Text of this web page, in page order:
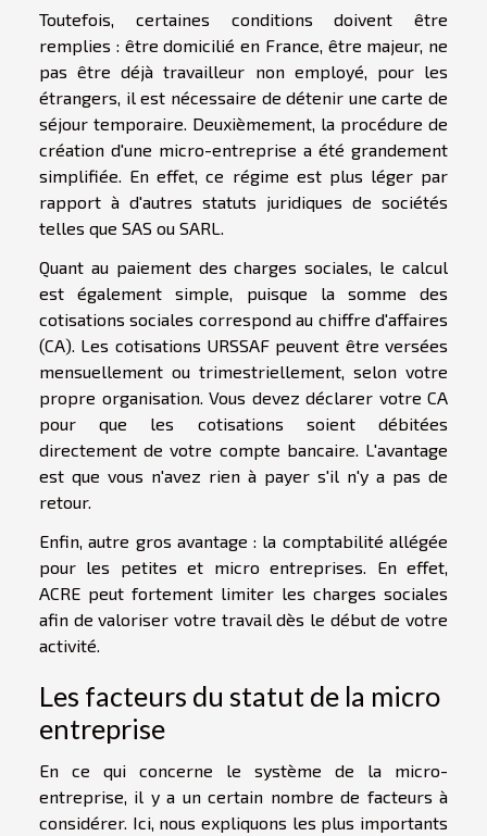
Toutefois, certaines conditions doivent être
remplies : être domicilié en France, être majeur, ne
pas être déjà travailleur non employé, pour les
étrangers, il est nécessaire de détenir une carte de
séjour temporaire. Deuxièmement, la procédure de
création d'une micro-entreprise a été grandement
simplifiée. En effet, ce régime est plus léger par
rapport à d'autres statuts juridiques de sociétés
telles que SAS ou SARL.
Quant au paiement des charges sociales, le calcul
est également simple, puisque la somme des
cotisations sociales correspond au chiffre d'affaires
(CA). Les cotisations URSSAF peuvent être versées
mensuellement ou trimestriellement, selon votre
propre organisation. Vous devez déclarer votre CA
pour que les cotisations soient débitées
directement de votre compte bancaire. L'avantage
est que vous n'avez rien à payer s'il n'y a pas de
retour.
Enfin, autre gros avantage : la comptabilité allégée
pour les petites et micro entreprises. En effet,
ACRE peut fortement limiter les charges sociales
afin de valoriser votre travail dès le début de votre
activité.
Les facteurs du statut de la micro
entreprise
En ce qui concerne le système de la micro-
entreprise, il y a un certain nombre de facteurs à
considérer. Ici, nous expliquons les plus importants